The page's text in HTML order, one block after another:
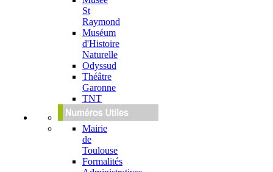
St
Raymond
Muséum
d'Histoire
Naturelle
Odyssud
Théâtre
Garonne
TNT
Mairie
de
Toulouse
Formalités